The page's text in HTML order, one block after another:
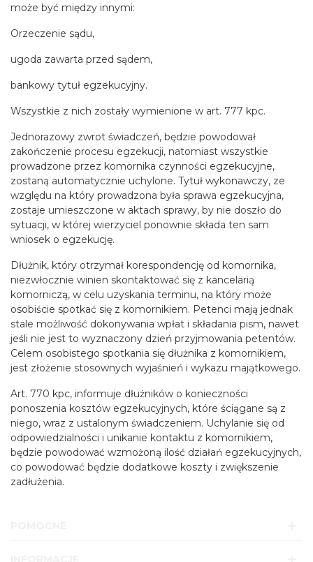
może być między innymi:
Orzeczenie sądu,
ugoda zawarta przed sądem,
bankowy tytuł egzekucyjny.
Wszystkie z nich zostały wymienione w art. 777 kpc.
Jednorazowy zwrot świadczeń, będzie powodował
zakończenie procesu egzekucji, natomiast wszystkie
prowadzone przez komornika czynności egzekucyjne,
zostaną automatycznie uchylone. Tytuł wykonawczy, ze
względu na który prowadzona była sprawa egzekucyjna,
zostaje umieszczone w aktach sprawy, by nie doszło do
sytuacji, w której wierzyciel ponownie składa ten sam
wniosek o egzekucję.
Dłużnik, który otrzymał korespondencję od komornika,
niezwłocznie winien skontaktować się z kancelarią
komorniczą, w celu uzyskania terminu, na który może
osobiście spotkać się z komornikiem. Petenci mają jednak
stale możliwość dokonywania wpłat i składania pism, nawet
jeśli nie jest to wyznaczony dzień przyjmowania petentów.
Celem osobistego spotkania się dłużnika z komornikiem,
jest złożenie stosownych wyjaśnień i wykazu majątkowego.
Art. 770 kpc, informuje dłużników o konieczności
ponoszenia kosztów egzekucyjnych, które ściągane są z
niego, wraz z ustalonym świadczeniem. Uchylanie się od
odpowiedzialności i unikanie kontaktu z komornikiem,
będzie powodować wzmożoną ilość działań egzekucyjnych,
co powodować będzie dodatkowe koszty i zwiększenie
zadłużenia.